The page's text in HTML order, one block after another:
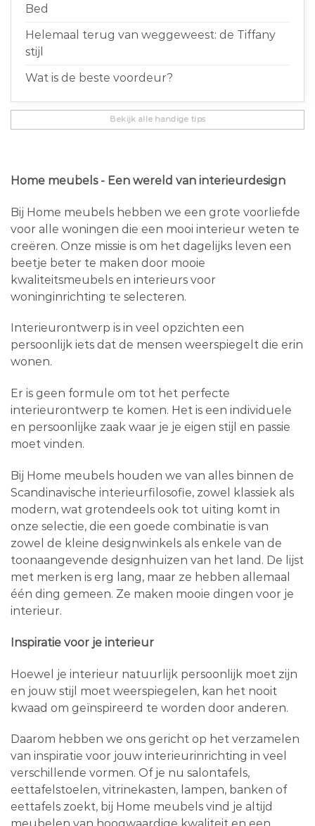
Bed
Helemaal terug van weggeweest: de Tiffany
stijl
Wat is de beste voordeur?
Bekijk alle handige tips
Home meubels - Een wereld van interieurdesign
Bij Home meubels hebben we een grote voorliefde
voor alle woningen die een mooi interieur weten te
creëren. Onze missie is om het dagelijks leven een
beetje beter te maken door mooie
kwaliteitsmeubels en interieurs voor
woninginrichting te selecteren.
Interieurontwerp is in veel opzichten een
persoonlijk iets dat de mensen weerspiegelt die erin
wonen.
Er is geen formule om tot het perfecte
interieurontwerp te komen. Het is een individuele
en persoonlijke zaak waar je je eigen stijl en passie
moet vinden.
Bij Home meubels houden we van alles binnen de
Scandinavische interieurfilosofie, zowel klassiek als
modern, wat grotendeels ook tot uiting komt in
onze selectie, die een goede combinatie is van
zowel de kleine designwinkels als enkele van de
toonaangevende designhuizen van het land. De lijst
met merken is erg lang, maar ze hebben allemaal
één ding gemeen. Ze maken mooie dingen voor je
interieur.
Inspiratie voor je interieur
Hoewel je interieur natuurlijk persoonlijk moet zijn
en jouw stijl moet weerspiegelen, kan het nooit
kwaad om geïnspireerd te worden door anderen.
Daarom hebben we ons gericht op het verzamelen
van inspiratie voor jouw interieurinrichting in veel
verschillende vormen. Of je nu salontafels,
eettafelstoelen, vitrinekasten, lampen, banken of
eettafels zoekt, bij Home meubels vind je altijd